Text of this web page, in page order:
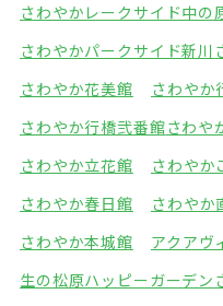
さわやかレークサイド中の
さわやかパークサイド新川
さわやか花美館
さわやか
さわやか行橋弐番館さわや
さわやか立花館
さわやか
さわやか春日館
さわやか
さわやか本城館
アクアヴ
生の松原ハッピーガーデン